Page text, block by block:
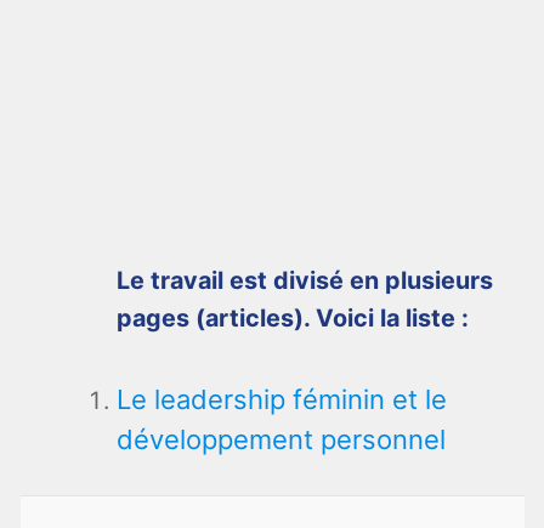
Le travail est divisé en plusieurs
pages (articles). Voici la liste :
Le leadership féminin et le
développement personnel